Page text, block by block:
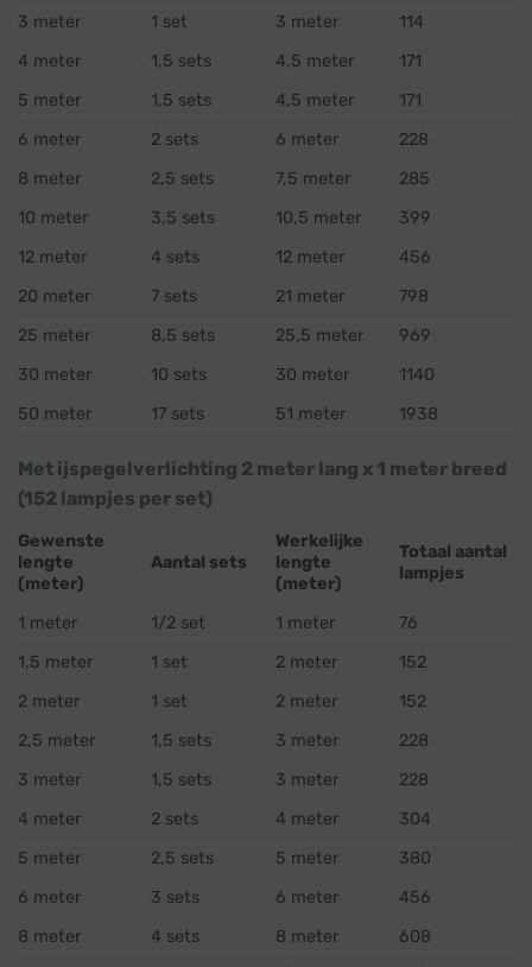
3 meter
1 set 3 meter
114
4 meter
1,5 sets 4,5 meter
171
5 meter
1,5 sets 4,5 meter
171
6 meter
2 sets 6 meter
228
8 meter
2,5 sets 7,5 meter
285
10 meter
3,5 sets 10,5 meter
399
12 meter
4 sets 12 meter
456
20 meter
7 sets 21 meter
798
25 meter
8,5 sets 25,5 meter
969
30 meter
10 sets 30 meter
1140
50 meter
17 sets 51 meter 1938
Met ijspegelverlichting 2 meter lang x 1 meter breed
(152 lampjes per set)
Gewenste
lengte
(meter)
Aantal sets
Werkelijke
lengte
(meter)
Totaal aantal
lampjes
1 meter 1/2 set 1 meter
76
1,5 meter
1 set 2 meter
152
2 meter
1 set 2 meter
152
2,5 meter
1,5 sets 3 meter
228
3 meter
1,5 sets 3 meter
228
4 meter
2 sets 4 meter
304
5 meter
2,5 sets 5 meter
380
6 meter
3 sets 6 meter
456
8 meter
4 sets 8 meter
608